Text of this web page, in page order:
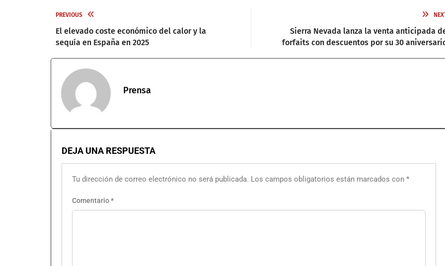
PREVIOUS
El elevado coste económico del calor y la
sequía en España en 2025
Sierra Nevada lanza la venta anticipada
forfaits con descuentos por su 30
Prensa
DEJA UNA RESPUESTA
Tu dirección de correo electrónico no será publicada. Los campos obligatorios están marcados con *
Comentario*